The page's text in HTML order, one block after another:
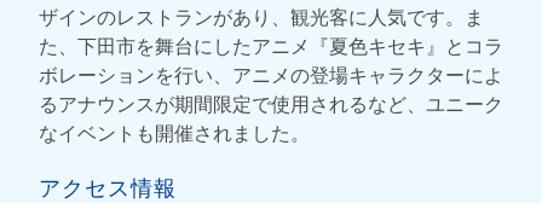
ザインのレストランがあり、観光客に人気です。ま
た、下田市を舞台にしたアニメ『夏色キセキ』とコラ
ボレーションを行い、アニメの登場キャラクターによ
るアナウンスが期間限定で使用されるなど、ユニーク
なイベントも開催されました。
アクセス情報